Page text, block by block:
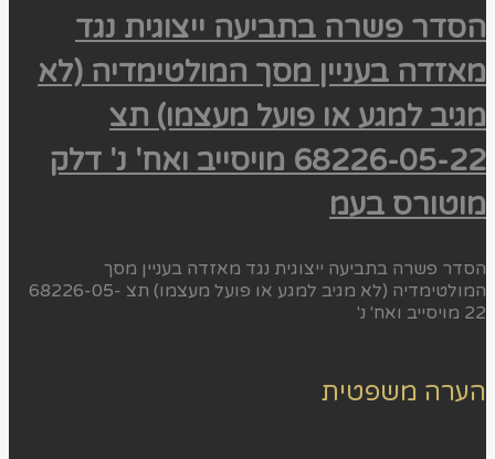
הסדר פשרה בתביעה ייצוגית נגד
מאזדה בעניין מסך המולטימדיה (לא
מגיב למגע או פועל מעצמו) תצ
68226-05-22 מויסייב ואח' נ' דלק
מוטורס בעמ
הסדר פשרה בתביעה ייצוגית נגד מאזדה בעניין מסך
המולטימדיה (לא מגיב למגע או פועל מעצמו) תצ 68226-05-
22 מויסייב ואח' נ'
הערה משפטית